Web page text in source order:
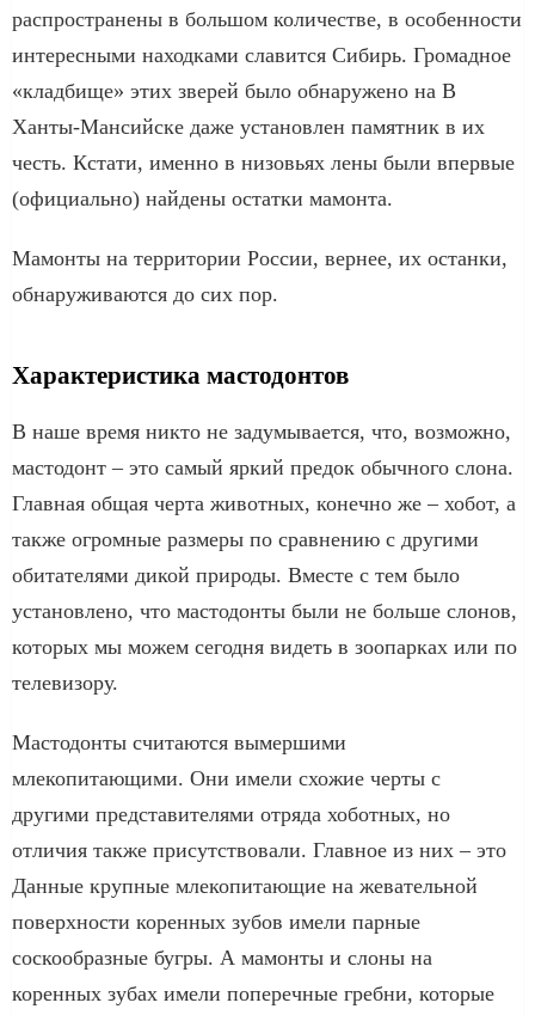
распространены в большом количестве, в особенности
интересными находками славится Сибирь. Громадное
«кладбище» этих зверей было обнаружено на В
Ханты-Мансийске даже установлен памятник в их
честь. Кстати, именно в низовьях лены были впервые
(официально) найдены остатки мамонта.
Мамонты на территории России, вернее, их останки,
обнаруживаются до сих пор.
Характеристика мастодонтов
В наше время никто не задумывается, что, возможно,
мастодонт – это самый яркий предок обычного слона.
Главная общая черта животных, конечно же – хобот, а
также огромные размеры по сравнению с другими
обитателями дикой природы. Вместе с тем было
установлено, что мастодонты были не больше слонов,
которых мы можем сегодня видеть в зоопарках или по
телевизору.
Мастодонты считаются вымершими
млекопитающими. Они имели схожие черты с
другими представителями отряда хоботных, но
отличия также присутствовали. Главное из них – это
Данные крупные млекопитающие на жевательной
поверхности коренных зубов имели парные
соскообразные бугры. А мамонты и слоны на
коренных зубах имели поперечные гребни, которые